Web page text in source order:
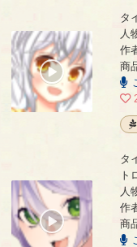
自己紹介！ -
タ
人
作
商
綾敷・なじ
00:00
00:15
タ
ト
人
作
商